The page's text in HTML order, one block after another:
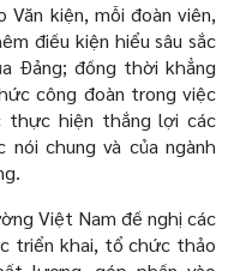
kiện, mỗi đoàn viên,
điều kiện hiểu sâu sắc
Đảng; đồng thời khẳng
công đoàn trong việc
thực hiện thắng lợi các
chung và của ngành
Việt Nam đề nghị các
triển khai, tổ chức thảo